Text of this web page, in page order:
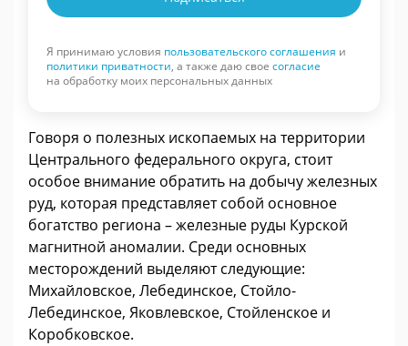
Я принимаю условия пользовательского соглашения и
политики приватности, а также даю свое согласие
на обработку моих персональных данных
Говоря о полезных ископаемых на территории
Центрального федерального округа, стоит
особое внимание обратить на добычу железных
руд, которая представляет собой основное
богатство региона – железные руды Курской
магнитной аномалии. Среди основных
месторождений выделяют следующие:
Михайловское, Лебединское, Стойло-
Лебединское, Яковлевское, Стойленское и
Коробковское.